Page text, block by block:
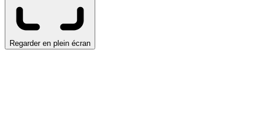
Regarder en plein écran